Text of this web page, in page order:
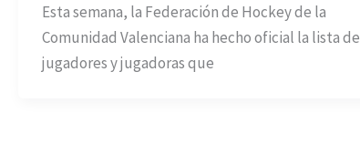
Esta semana, la Federación de Hockey de la
Comunidad Valenciana ha hecho oficial la lista de
jugadores y jugadoras que